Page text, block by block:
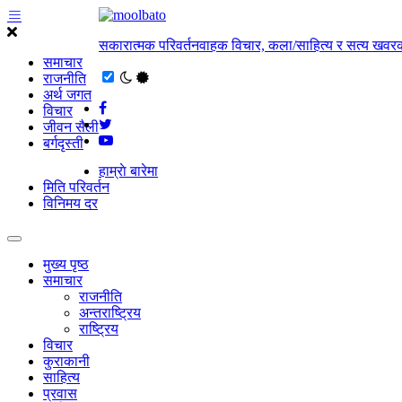
समाचार
राजनीति
अर्थ जगत
विचार
जीवन सैली
बर्गदृस्ती
सकारात्मक परिवर्तनवाहक विचार, कला/साहित्य र सत्य
हाम्राे बारेमा
मिति परिवर्तन
विनिमय दर
मुख्य पृष्ठ
समाचार
राजनीति
अन्तराष्ट्रिय
राष्ट्रिय
विचार
कुराकानी
साहित्य
प्रवास